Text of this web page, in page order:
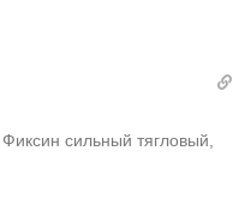
Фиксин сильный тягловый,